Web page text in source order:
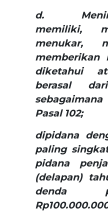
d.
memiliki,
menukar,
memberikan
diketahui
berasal
Pasal 102;
dipidana
paling
pidana
(delapan)
denda